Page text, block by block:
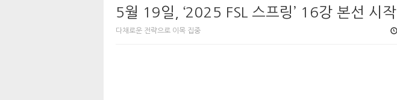
5월 19일, ‘2025 FSL 스프링’ 16강 본선 시작
다채로운 전략으로 이목 집중